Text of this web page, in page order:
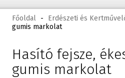
Főoldal - Erdészeti és
gumis markolat
Hasító fejsze,
gumis markolat